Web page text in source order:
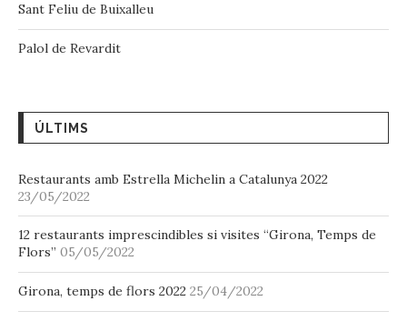
Sant Feliu de Buixalleu
Palol de Revardit
ÚLTIMS
Restaurants amb Estrella Michelin a Catalunya 2022
23/05/2022
12 restaurants imprescindibles si visites “Girona, Temps de
Flors” 05/05/2022
Girona, temps de flors 2022 25/04/2022